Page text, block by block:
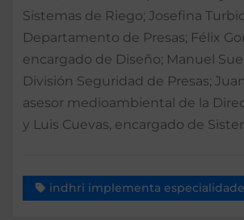
Sistemas de Riego; Josefina
Departamento de Presas; Félix
encargado de Diseño; Manuel
División Seguridad de Presas;
asesor medioambiental de la
y Luis Cuevas, encargado de
indhri implementa